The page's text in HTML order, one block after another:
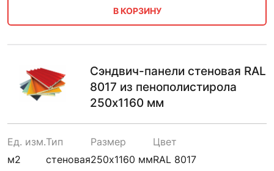
В КОРЗИНУ
Сэндвич-панели стеновая RAL
8017 из пенополистирола
250х1160 мм
Ед. изм.
м2
Тип
стеновая
Размер
250х1160 мм
Цвет
RAL 8017